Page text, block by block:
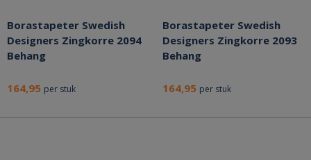
Borastapeter Swedish
Designers Zingkorre 2094
Behang
164,95 per stuk
Borastapeter Swedish
Designers Zingkorre 2093
Behang
164,95 per stuk